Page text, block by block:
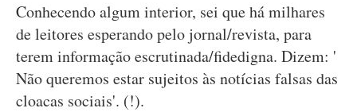
Conhecendo algum interior, sei que há milhares
de leitores esperando pelo jornal/revista, para
terem informação escrutinada/fidedigna. Dizem: '
Não queremos estar sujeitos às notícias falsas das
cloacas sociais'. (!).